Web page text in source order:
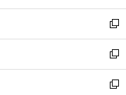
ン
ド
ウ
で
開
く
ウ
ィ
ン
ド
ウ
で
し
い
ウ
ィ
ン
ド
新
し
い
ウ
ィ
新
し
い
新